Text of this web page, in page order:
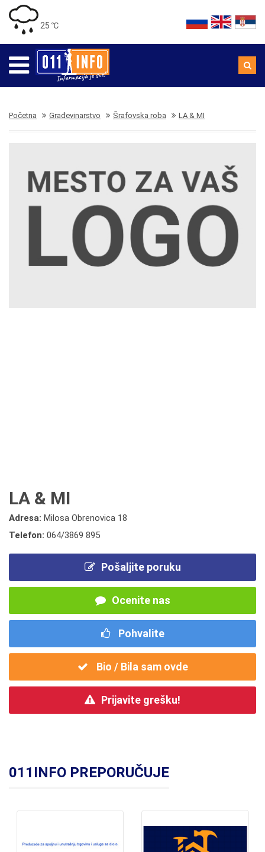
25 ℃
Početna Građevinarstvo Šrafovska roba LA & MI
LA & MI
Adresa: Milosa Obrenovica 18
Telefon: 064/3869 895
Pošaljite poruku
Ocenite nas
Pohvalite
Bio / Bila sam ovde
Prijavite grešku!
011INFO PREPORUČUJE